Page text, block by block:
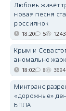
Любовь живёт
новая песня
россиянок
18:20 5 1243
Крым и
аномально
18:02 8 3694
Минтранс
«дорожные»
БПЛА